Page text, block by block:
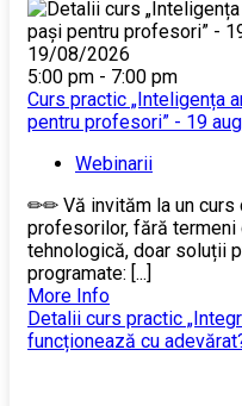
19/08/2026
5:00 pm - 7:00 pm
Curs practic „Inteligența
pentru profesori” - 19
Webinarii
✏✏ Vă invităm la un curs
profesorilor, fără
tehnologică, doar soluții
programate: [...]
More Info
Detalii curs practic
funcționează cu